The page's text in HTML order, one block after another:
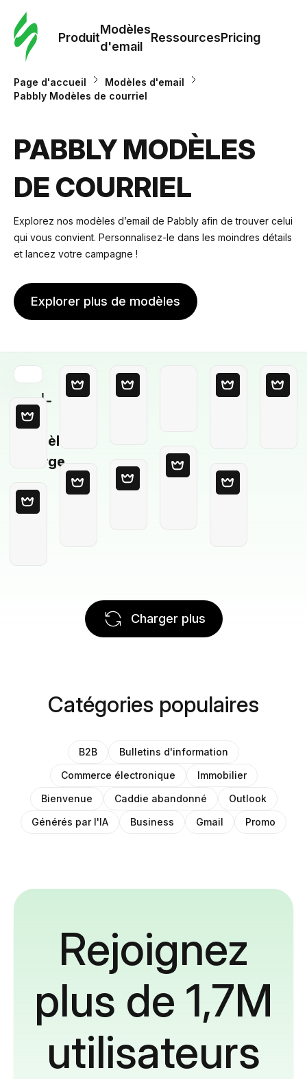
Produit
Modèles
d'email
RessourcesPricing
Page d'accueil
Modèles d'email
Pabbly Modèles de courriel
PABBLY MODÈLES
DE COURRIEL
Explorez nos modèles d’email de Pabbly afin de trouver celui
qui vous convient. Personnalisez-le dans les moindres détails
et lancez votre campagne !
Explorer plus de modèles
Modèle
Vierge
Charger plus
Catégories populaires
B2B
Bulletins d'information
Commerce électronique
Immobilier
Bienvenue
Caddie abandonné
Outlook
Générés par l'IA
Business Gmail Promo
Rejoignez
plus de 1,7M
utilisateurs